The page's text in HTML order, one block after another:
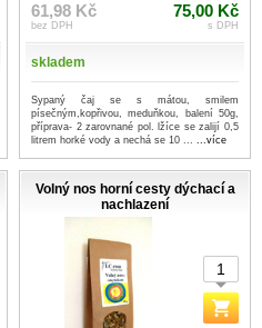
61,98 Kč
bez DPH
75,00 Kč
s DPH
skladem
Sypaný čaj se s mátou, smilem
písečným,kopřivou, meduňkou, balení 50g,
příprava- 2 zarovnané pol. lžíce se zalijí 0,5
litrem horké vody a nechá se 10 ... ...více
Volný nos horní cesty dýchací a
nachlazení